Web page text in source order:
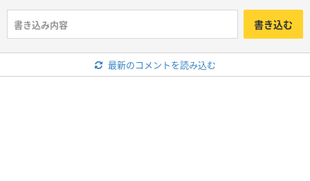
書き込む
最新のコメントを読み込む